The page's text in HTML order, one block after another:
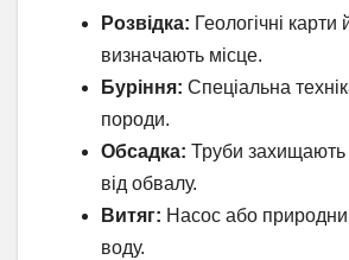
Розвідка: Геологічні карти
визначають місце.
Буріння: Спеціальна
породи.
Обсадка: Труби
від обвалу.
Витяг: Насос або
воду.